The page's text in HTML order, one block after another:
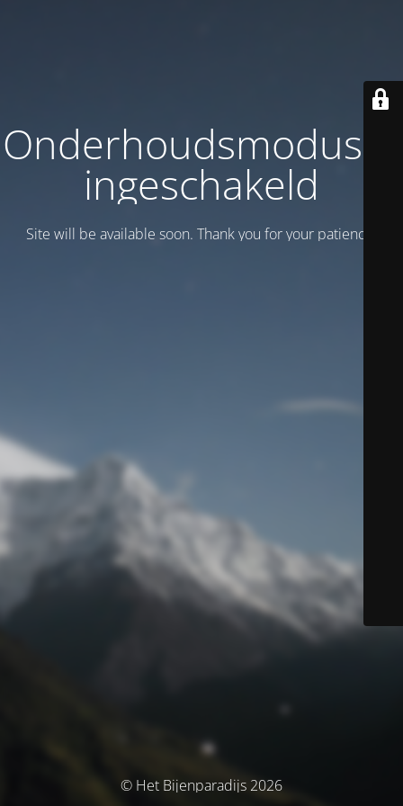
Onderhoudsmodus is
ingeschakeld
Site will be available soon. Thank you for your patience!
© Het Bijenparadijs 2026